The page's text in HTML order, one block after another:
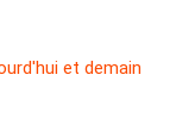
et demain